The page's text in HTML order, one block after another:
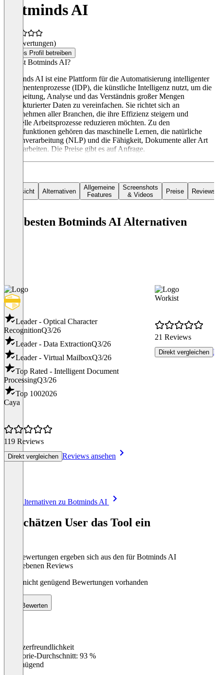
Botminds AI
(0 Bewertungen)
Dieses Profil betreiben
Was ist Botminds AI?
Botminds AI ist eine Plattform für die Automatisierung intelligenter
Dokumentenprozesse (IDP), die künstliche Intelligenz nutzt, um die
Verarbeitung, Analyse und das Verständnis großer Mengen
unstrukturierter Daten zu vereinfachen. Sie richtet sich an
Unternehmen aller Branchen, die ihre Effizienz steigern und
manuelle Arbeitsprozesse reduzieren möchten. Zu den
Hauptfunktionen gehören das maschinelle Lernen, die natürliche
Sprachverarbeitung (NLP) und die Fähigkeit, Dokumente aller Art
zu verarbeiten. Die Preise gibt es auf Anfrage.
Übersicht Alternativen
Allgemeine
Features
Screenshots
& Videos
Preise Reviews
Die besten Botminds AI Alternativen
Leader - Optical Character
RecognitionQ3/26
Leader - Data ExtractionQ3/26
Leader - Virtual MailboxQ3/26
Top Rated - Intelligent Document
ProcessingQ3/26
Top 1002026
Caya
119 Reviews
Direkt vergleichen Reviews ansehen
Workist
21 Reviews
Direkt vergleichen
Alle Alternativen zu Botminds AI
So schätzen User das Tool ein
Die Bewertungen ergeben sich aus den für Botminds AI
abgegebenen Reviews
Noch nicht genügend Bewertungen vorhanden
Bewerten
Benutzerfreundlichkeit
Kategorie-Durchschnitt: 93 %
Ungenügend